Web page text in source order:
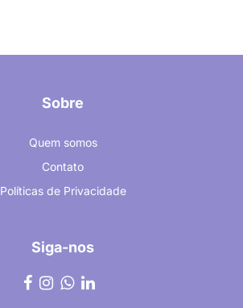
Sobre
Quem somos
Contato
Políticas de Privacidade
Siga-nos